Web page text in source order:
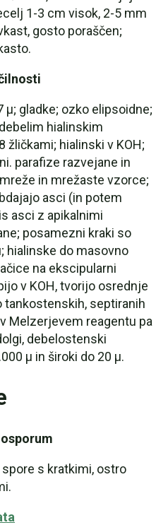
1-3 cm visok, 2-5 mm
gosto poraščen;
µ; gladke; ozko elipsoidne;
hialinskim
žličkami; hialinski v KOH;
parafize razvejane in
in mrežaste vzorce;
asci (in potem
asci z apikalnimi
posamezni kraki so
hialinske do masovno
na ekscipularni
v KOH, tvorijo osrednje
septiranih
Melzerjevem reagentu pa
debelostenski
µ in široki do 20 µ.
s kratkimi, ostro